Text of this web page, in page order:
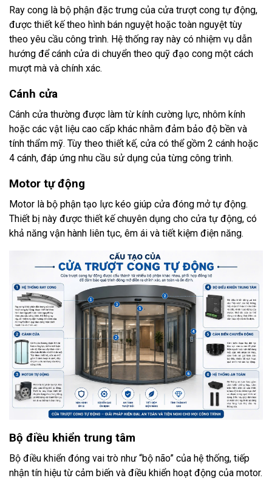
Ray cong là bộ phận đặc trưng của cửa trượt cong tự động,
được thiết kế theo hình bán nguyệt hoặc toàn nguyệt tùy
theo yêu cầu công trình. Hệ thống ray này có nhiệm vụ dẫn
hướng để cánh cửa di chuyển theo quỹ đạo cong một cách
mượt mà và chính xác.
Cánh cửa
Cánh cửa thường được làm từ kính cường lực, nhôm kính
hoặc các vật liệu cao cấp khác nhằm đảm bảo độ bền và
tính thẩm mỹ. Tùy theo thiết kế, cửa có thể gồm 2 cánh hoặc
4 cánh, đáp ứng nhu cầu sử dụng của từng công trình.
Motor tự động
Motor là bộ phận tạo lực kéo giúp cửa đóng mở tự động.
Thiết bị này được thiết kế chuyên dụng cho cửa tự động, có
khả năng vận hành liên tục, êm ái và tiết kiệm điện năng.
Bộ điều khiển trung tâm
Bộ điều khiển đóng vai trò như “bộ não” của hệ thống, tiếp
nhận tín hiệu từ cảm biến và điều khiển hoạt động của motor.